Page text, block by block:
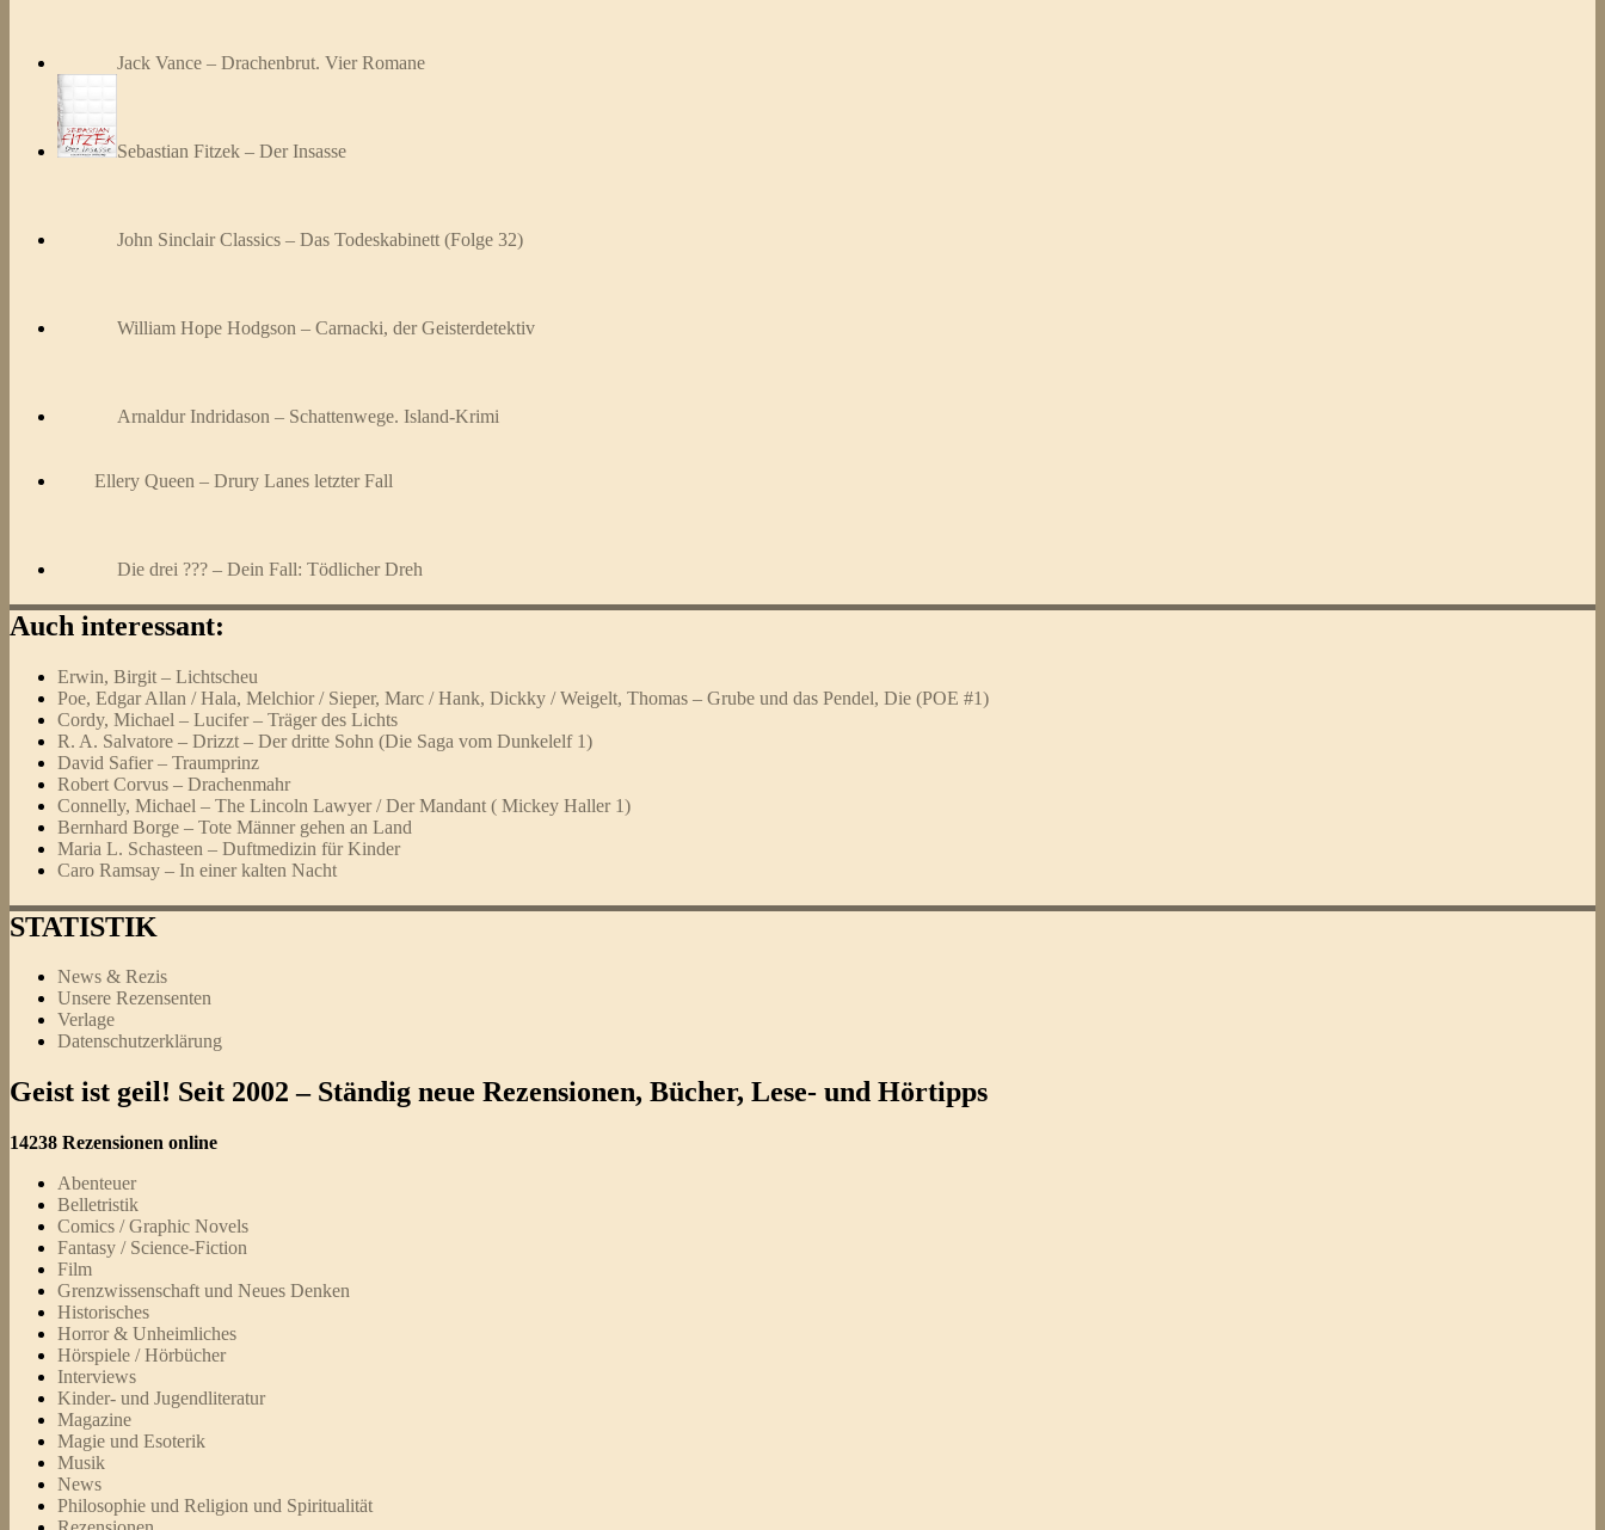
Jack Vance – Drachenbrut. Vier Romane
Sebastian Fitzek – Der Insasse
John Sinclair Classics – Das Todeskabinett (Folge 32)
William Hope Hodgson – Carnacki, der Geisterdetektiv
Arnaldur Indridason – Schattenwege. Island-Krimi
Ellery Queen – Drury Lanes letzter Fall
Die drei ??? – Dein Fall: Tödlicher Dreh
Auch interessant:
Erwin, Birgit – Lichtscheu
Poe, Edgar Allan / Hala, Melchior / Sieper, Marc / Hank, Dickky / Weigelt, Thomas – Grube und das Pendel, Die (POE #1)
Cordy, Michael – Lucifer – Träger des Lichts
R. A. Salvatore – Drizzt – Der dritte Sohn (Die Saga vom Dunkelelf 1)
David Safier – Traumprinz
Robert Corvus – Drachenmahr
Connelly, Michael – The Lincoln Lawyer / Der Mandant ( Mickey Haller 1)
Bernhard Borge – Tote Männer gehen an Land
Maria L. Schasteen – Duftmedizin für Kinder
Caro Ramsay – In einer kalten Nacht
STATISTIK
News & Rezis
Unsere Rezensenten
Verlage
Datenschutzerklärung
Geist ist geil! Seit 2002 – Ständig neue Rezensionen, Bücher, Lese- und Hörtipps
14238 Rezensionen online
Abenteuer
Belletristik
Comics / Graphic Novels
Fantasy / Science-Fiction
Film
Grenzwissenschaft und Neues Denken
Historisches
Horror & Unheimliches
Hörspiele / Hörbücher
Interviews
Kinder- und Jugendliteratur
Magazine
Magie und Esoterik
Musik
News
Philosophie und Religion und Spiritualität